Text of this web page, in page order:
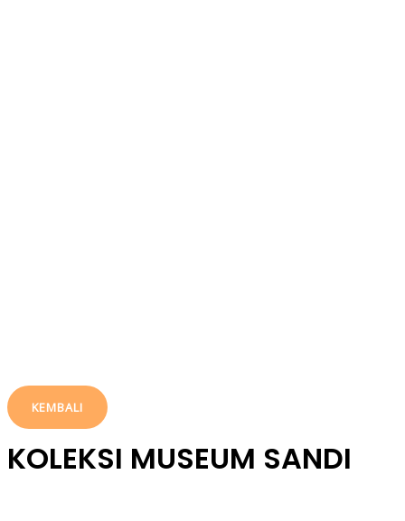
KEMBALI
KOLEKSI MUSEUM SANDI